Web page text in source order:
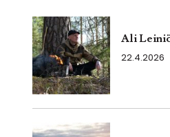
Ali
22.4.2026